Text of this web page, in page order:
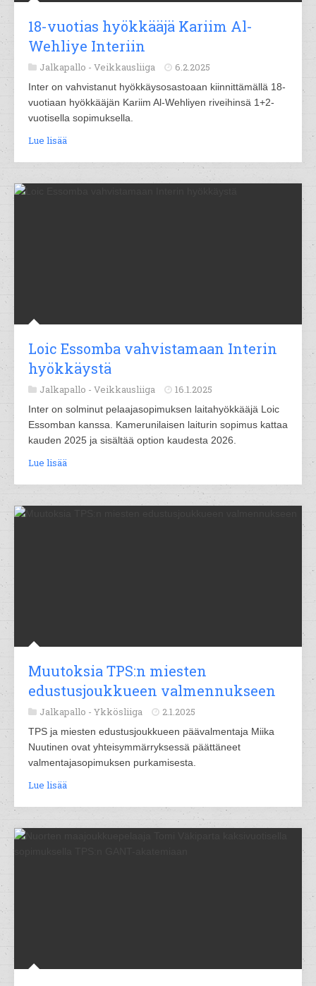
18-vuotias hyökkääjä Kariim Al-
Wehliye Interiin
Jalkapallo - Veikkausliiga 6.2.2025
Inter on vahvistanut hyökkäysosastoaan kiinnittämällä 18-
vuotiaan hyökkääjän Kariim Al-Wehliyen riveihinsä 1+2-
vuotisella sopimuksella.
Lue lisää
Loic Essomba vahvistamaan Interin
hyökkäystä
Jalkapallo - Veikkausliiga 16.1.2025
Inter on solminut pelaajasopimuksen laitahyökkääjä Loic
Essomban kanssa. Kamerunilaisen laiturin sopimus kattaa
kauden 2025 ja sisältää option kaudesta 2026.
Lue lisää
Muutoksia TPS:n miesten
edustusjoukkueen valmennukseen
Jalkapallo - Ykkösliiga 2.1.2025
TPS ja miesten edustusjoukkueen päävalmentaja Miika
Nuutinen ovat yhteisymmärryksessä päättäneet
valmentajasopimuksen purkamisesta.
Lue lisää